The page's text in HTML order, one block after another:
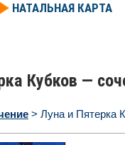
НАТАЛЬНАЯ КАРТА
Кубков —
> Луна и Пятерка